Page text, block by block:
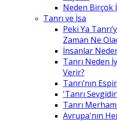
Neden Birçok
Tanrı ve İsa
Peki Ya
Zaman Ne
İnsanlar
Tanrı Neden
Verir?
Tanrı’nın
'Tanrı
Tanrı
Avrupa'nın